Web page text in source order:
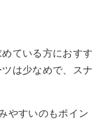
ている方におすす
は少なめで、スナ
やすいのもポイン